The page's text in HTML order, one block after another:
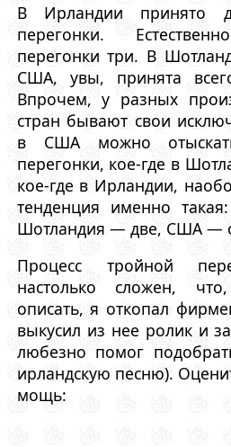
В Ирландии принято
перегонки.
перегонки три. В
США, увы, принята
Впрочем, у разных
стран бывают свои
в США можно
перегонки, кое-где в
кое-где в Ирландии,
тенденция именно
Шотландия — две, США —
Процесс тройной
настолько сложен,
описать, я откопал
выкусил из нее ролик и
любезно помог
ирландскую песню).
мощь: